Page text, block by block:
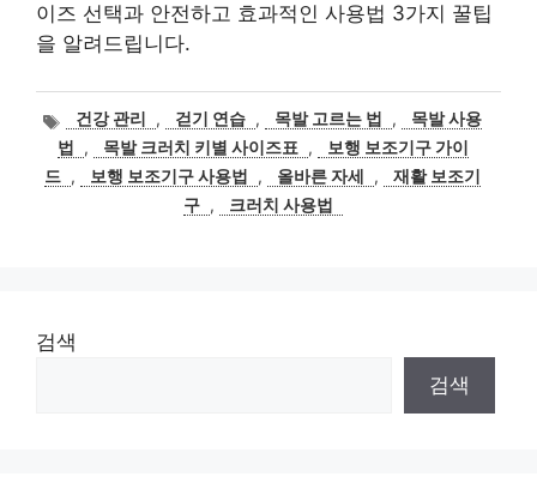
이즈 선택과 안전하고 효과적인 사용법 3가지 꿀팁
을 알려드립니다.
태
그
건강 관리 , 걷기 연습 , 목발 고르는 법 ,
목발 사용
법
, 목발 크러치 키별 사이즈표 ,
보행 보조기구 가이
드 , 보행 보조기구 사용법 , 올바른 자세 ,
재활 보조기
구 , 크러치 사용법
검색
검색